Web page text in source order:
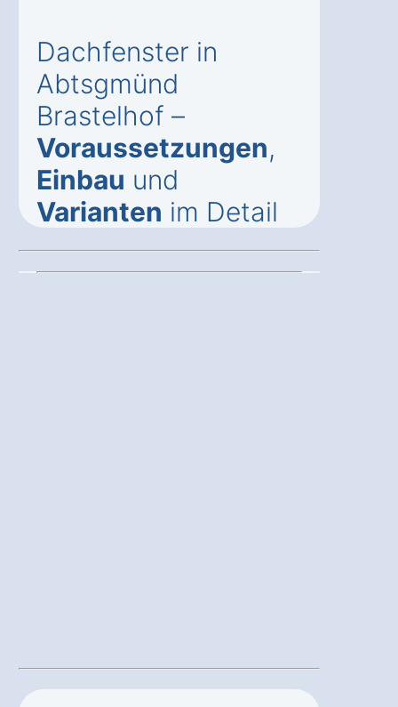
Dachfenster in
Abtsgmünd
Brastelhof –
Voraussetzungen,
Einbau und
Varianten im Detail